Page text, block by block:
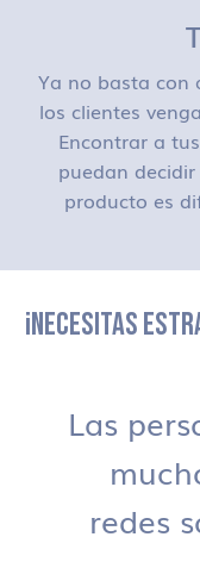
Ya no basta con
los clientes
Encontrar a
puedan
producto es
¡NECESITAS
Las
redes